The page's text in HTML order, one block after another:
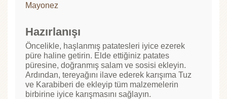
Mayonez
Hazırlanışı
Öncelikle, haşlanmış patatesleri iyice ezerek
püre haline getirin. Elde ettiğiniz patates
püresine, doğranmış salam ve sosisi ekleyin.
Ardından, tereyağını ilave ederek karışıma Tuz
ve Karabiberi de ekleyip tüm malzemelerin
birbirine iyice karışmasını sağlayın.